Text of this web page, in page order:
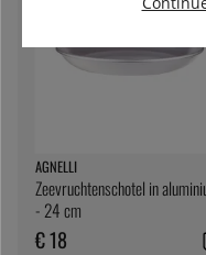
AGNELLI
Zeevruchtenschotel in
- 24 cm
€ 18